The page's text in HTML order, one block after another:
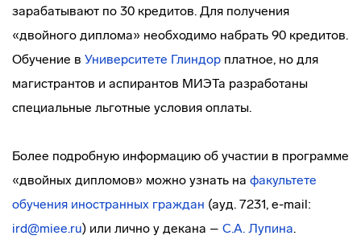
зарабатывают по 30 кредитов. Для получения
«двойного диплома» необходимо набрать 90 кредитов.
Обучение в Университете Глиндор платное, но для
магистрантов и аспирантов МИЭТа разработаны
специальные льготные условия оплаты.
Более подробную информацию об участии в программе
«двойных дипломов» можно узнать на факультете
обучения иностранных граждан (ауд. 7231, e-mail:
ird@miee.ru) или лично у декана – С.А. Лупина.